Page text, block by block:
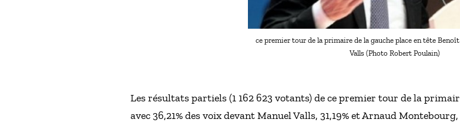
ce premier tour de la primaire de la gauche place en tête
Valls (Photo Robert Poulain)
Les résultats partiels (1 162 623 votants) de ce premier tour de la
avec 36,21% des voix devant Manuel Valls, 31,19% et Arnaud